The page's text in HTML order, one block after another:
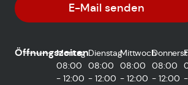
E-Mail senden
Öffnungszeiten
Montag
08:00
- 12:00
Dienstag
08:00
- 12:00
Mittwoch
08:00
- 12:00
08:00
- 12:00